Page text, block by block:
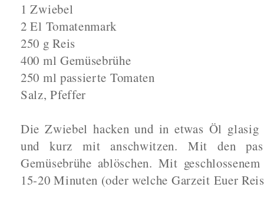
1 Zwiebel
2 El Tomatenmark
250 g Reis
400 ml Gemüsebrühe
250 ml passierte Tomaten
Salz, Pfeffer
Die Zwiebel hacken und in etwas Öl glasig
und kurz mit anschwitzen. Mit den
Gemüsebrühe ablöschen. Mit
15-20 Minuten (oder welche Garzeit Euer